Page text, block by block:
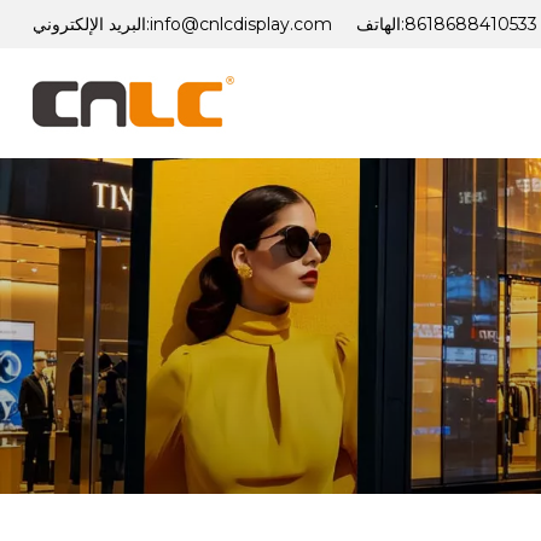
البريد الإلكتروني:info@cnlcdisplay.com الهاتف:8618688410533